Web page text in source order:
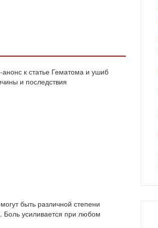
быть различной степени
усиливается при любом